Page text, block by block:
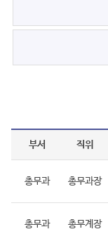
부서 직위
총무과 총무과장
총무과 총무계장